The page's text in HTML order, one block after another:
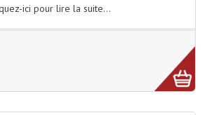
ici pour lire la suite...